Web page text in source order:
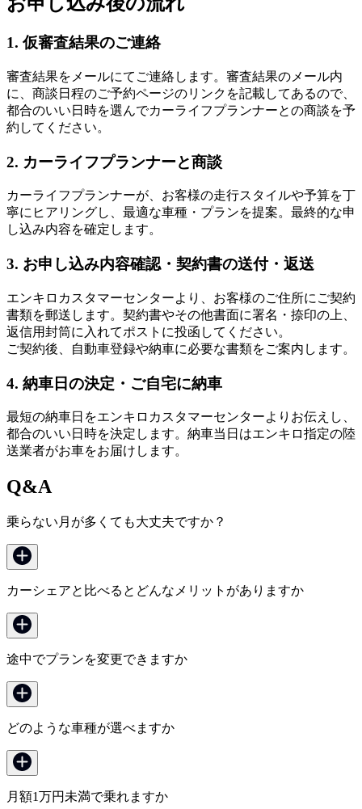
1. 仮審査結果のご連絡
審査結果をメールにてご連絡します。審査結果のメール内
に、商談日程のご予約ページのリンクを記載してあるので、
都合のいい日時を選んでカーライフプランナーとの商談を予
約してください。
2. カーライフプランナーと商談
カーライフプランナーが、お客様の走行スタイルや予算を丁
寧にヒアリングし、最適な車種・プランを提案。最終的な申
し込み内容を確定します。
3. お申し込み内容確認・契約書の送付・返送
エンキロカスタマーセンターより、お客様のご住所にご契約
書類を郵送します。契約書やその他書面に署名・捺印の上、
返信用封筒に入れてポストに投函してください。
ご契約後、自動車登録や納車に必要な書類をご案内します。
4. 納車日の決定・ご自宅に納車
最短の納車日をエンキロカスタマーセンターよりお伝えし、
都合のいい日時を決定します。納車当日はエンキロ指定の陸
送業者がお車をお届けします。
Q&A
乗らない月が多くても大丈夫ですか？
カーシェアと比べるとどんなメリットがありますか
途中でプランを変更できますか
どのような車種が選べますか
月額1万円未満で乗れますか